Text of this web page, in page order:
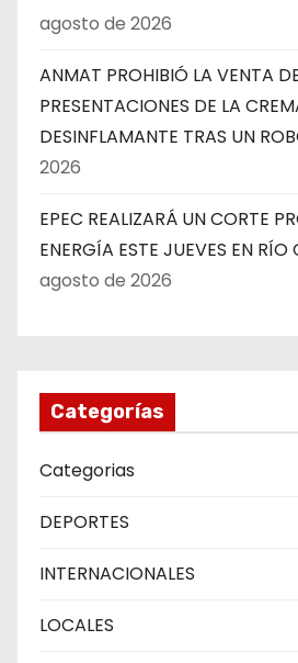
agosto de 2026
ANMAT PROHIBIÓ LA VENTA
PRESENTACIONES DE LA
DESINFLAMANTE TRAS UN
2026
EPEC REALIZARÁ UN CORTE
ENERGÍA ESTE JUEVES EN RÍO
agosto de 2026
Categorías
Categorias
DEPORTES
INTERNACIONALES
LOCALES